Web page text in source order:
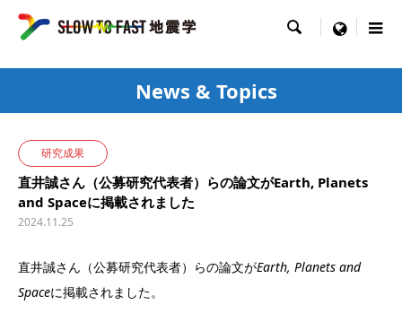
 menu
News & Topics
研究成果
直井誠さん（公募研究代表者）らの論文がEarth, Planets
and Spaceに掲載されました
2024.11.25
直井誠さん（公募研究代表者）らの論文がEarth, Planets and
Spaceに掲載されました。